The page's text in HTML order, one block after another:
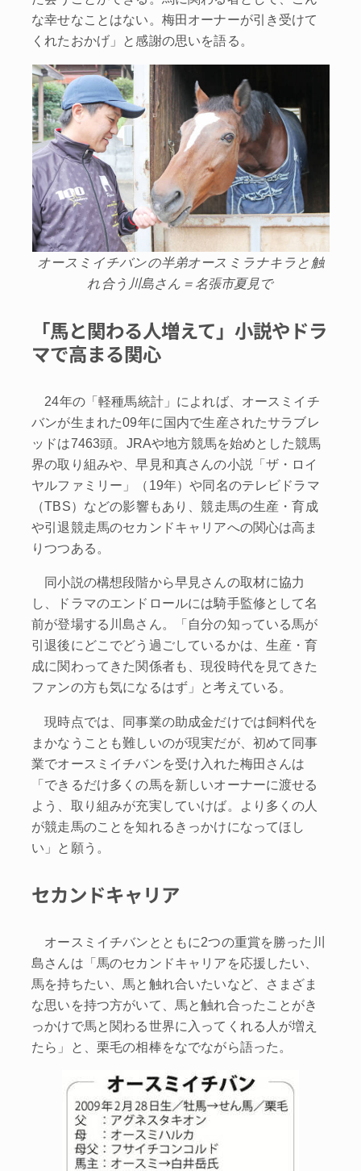
な幸せなことはない。梅田オーナーが引き受けて
くれたおかげ」と感謝の思いを語る。
オースミイチバンの半弟オースミラナキラと触
れ合う川島さん＝名張市夏見で
「馬と関わる人増えて」小説やドラ
マで高まる関心
24年の「軽種馬統計」によれば、オースミイチ
バンが生まれた09年に国内で生産されたサラブレ
ッドは7463頭。JRAや地方競馬を始めとした競馬
界の取り組みや、早見和真さんの小説「ザ・ロイ
ヤルファミリー」（19年）や同名のテレビドラマ
（TBS）などの影響もあり、競走馬の生産・育成
や引退競走馬のセカンドキャリアへの関心は高ま
りつつある。
同小説の構想段階から早見さんの取材に協力
し、ドラマのエンドロールには騎手監修として名
前が登場する川島さん。「自分の知っている馬が
引退後にどこでどう過ごしているかは、生産・育
成に関わってきた関係者も、現役時代を見てきた
ファンの方も気になるはず」と考えている。
現時点では、同事業の助成金だけでは飼料代を
まかなうことも難しいのが現実だが、初めて同事
業でオースミイチバンを受け入れた梅田さんは
「できるだけ多くの馬を新しいオーナーに渡せる
よう、取り組みが充実していけば。より多くの人
が競走馬のことを知れるきっかけになってほし
い」と願う。
セカンドキャリア
オースミイチバンとともに2つの重賞を勝った川
島さんは「馬のセカンドキャリアを応援したい、
馬を持ちたい、馬と触れ合いたいなど、さまざま
な思いを持つ方がいて、馬と触れ合ったことがき
っかけで馬と関わる世界に入ってくれる人が増え
たら」と、栗毛の相棒をなでながら語った。